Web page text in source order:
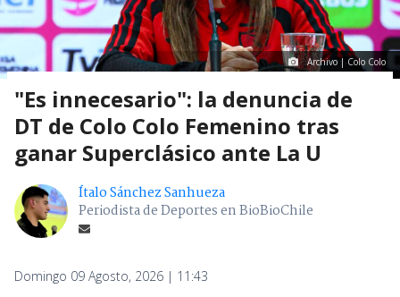
Archivo | Colo Colo
"Es innecesario": la denuncia de
DT de Colo Colo Femenino tras
ganar Superclásico ante La U
Ítalo Sánchez Sanhueza
Periodista de Deportes en BioBioChile
Domingo 09 Agosto, 2026 | 11:43